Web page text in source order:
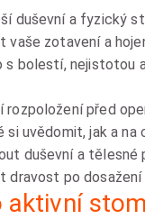
duševní a fyzický
vaše zotavení a
s bolestí, nejistotou
rozpoložení před
si uvědomit, jak a
duševní a tělesné
dravost po
aktivní